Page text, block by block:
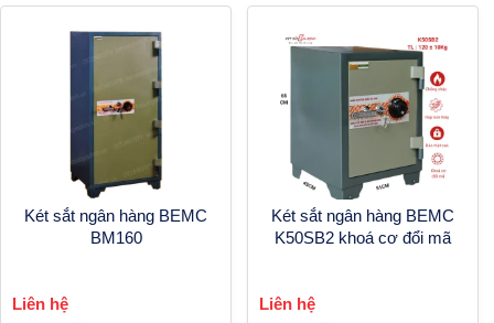
Két sắt ngân hàng BEMC
BM160
Liên hệ
Két sắt ngân hàng BEMC
K50SB2 khoá cơ đổi mã
Liên hệ